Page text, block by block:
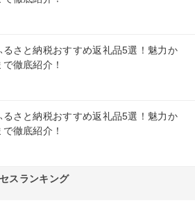
るさと納税おすすめ返礼品5選！魅力か
徹底紹介！
るさと納税おすすめ返礼品5選！魅力か
徹底紹介！
スランキング